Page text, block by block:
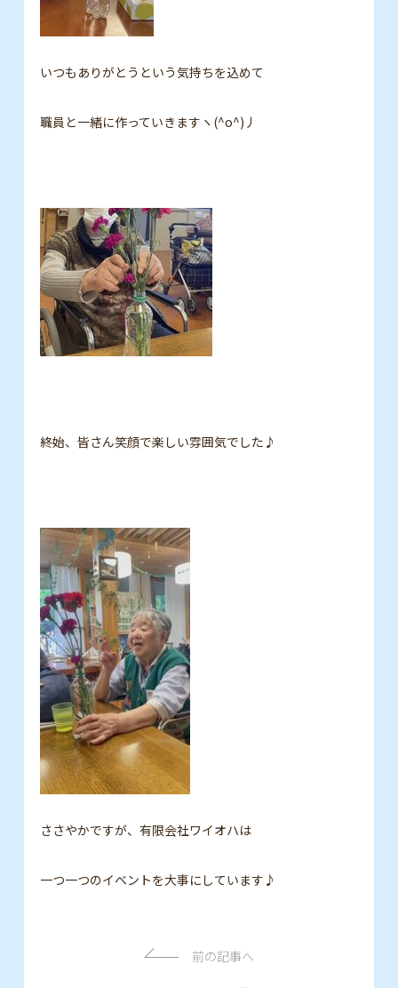
いつもありがとうという気持ちを込めて
職員と一緒に作っていきますヽ(^o^)丿
終始、皆さん笑顔で楽しい雰囲気でした♪
ささやかですが、有限会社ワイオハは
一つ一つのイベントを大事にしています♪
前の記事へ